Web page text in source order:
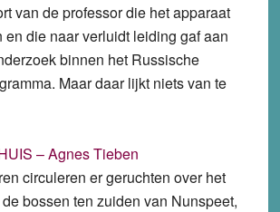
van de professor die het apparaat
en die naar verluidt leiding gaf aan
binnen het Russische
Maar daar lijkt niets van te
– Agnes Tieben
circuleren er geruchten over het
bossen ten zuiden van Nunspeet,